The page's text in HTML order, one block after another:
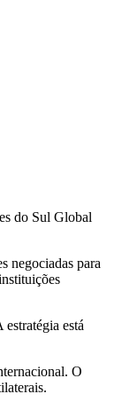
do Sul Global
negociadas para
está
O